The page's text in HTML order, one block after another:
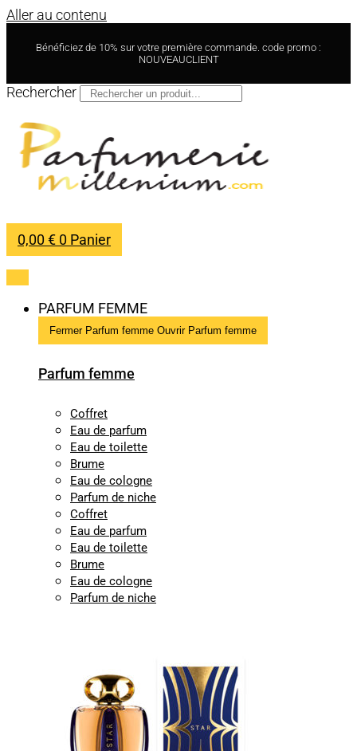
Aller au contenu
Bénéficiez de 10% sur votre première commande. code promo :
NOUVEAUCLIENT
Rechercher
0,00€ 0 Panier
PARFUM FEMME
Fermer Parfum femme Ouvrir Parfum femme
Parfum femme
Coffret
Eau de parfum
Eau de toilette
Brume
Eau de cologne
Parfum de niche
Coffret
Eau de parfum
Eau de toilette
Brume
Eau de cologne
Parfum de niche